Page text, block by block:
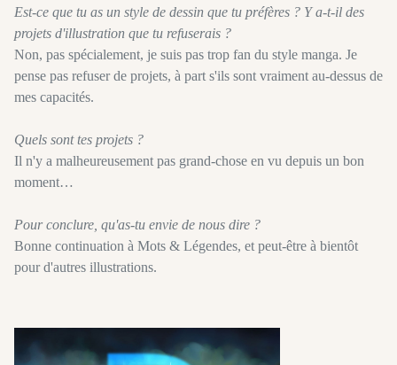
Est-ce que tu as un style de dessin que tu préfères ? Y a-t-il des
projets d'illustration que tu refuserais ?
Non, pas spécialement, je suis pas trop fan du style manga. Je
pense pas refuser de projets, à part s'ils sont vraiment au-dessus de
mes capacités.
Quels sont tes projets ?
Il n'y a malheureusement pas grand-chose en vu depuis un bon
moment…
Pour conclure, qu'as-tu envie de nous dire ?
Bonne continuation à Mots & Légendes, et peut-être à bientôt
pour d'autres illustrations.